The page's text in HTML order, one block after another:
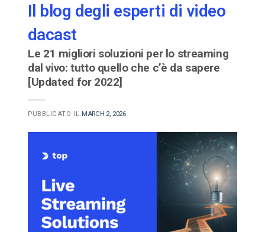
Il blog degli esperti di video
dacast
Le 21 migliori soluzioni per lo streaming
dal vivo: tutto quello che c’è da sapere
[Updated for 2022]
PUBBLICATO IL MARCH 2, 2026